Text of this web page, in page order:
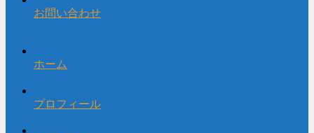
お問い合わせ
ホーム
プロフィール